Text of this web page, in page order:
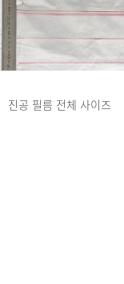
진공 필름 전체 사이즈